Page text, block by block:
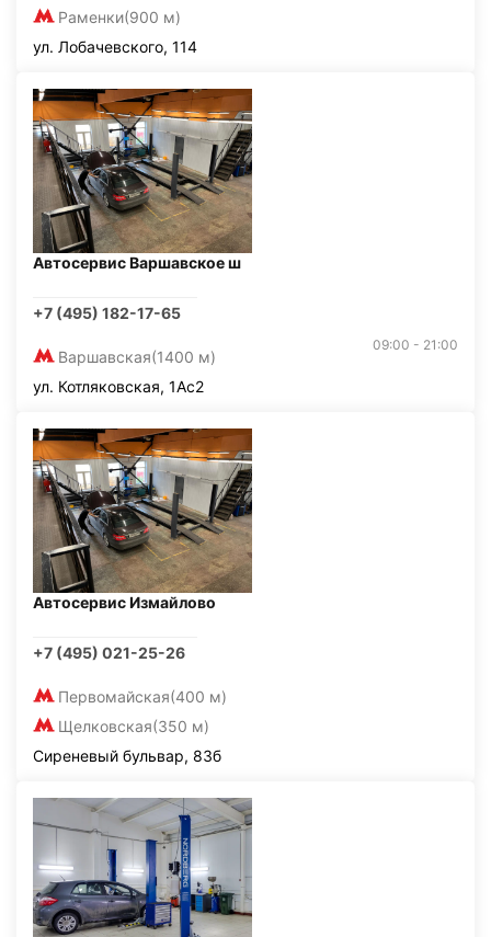
Раменки(900 м)
ул. Лобачевского, 114
Автосервис Варшавское ш
+7 (495) 182-17-65
Варшавская(1400 м)
09:00 - 21:00
ул. Котляковская, 1Ас2
Автосервис Измайлово
+7 (495) 021-25-26
Первомайская(400 м)
Щелковская(350 м)
Сиреневый бульвар, 83б